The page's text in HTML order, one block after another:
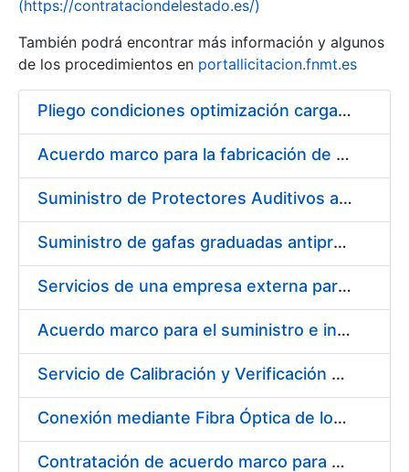
Mostra/Amaga
(https://contrataciondelestado.es/)
También podrá encontrar más información y algunos
de los procedimientos en portallicitacion.fnmt.es
Pliego condiciones optimización cargas compras firmado
Acuerdo marco para la fabricación de piezas
Suministro de Protectores Auditivos a medida para las personas trabajadoras de los Centros de Trabajo de Madrid y Burgos
Suministro de gafas graduadas antiproyecciones para los trabajadores de la FNMT-RCM en los centros de trabajo de Madrid y Burgos
Servicios de una empresa externa para el asesoramiento y resolución de los recursos de alzada que se presentan relacionados con procesos de selección para la FNMT-RCM
Acuerdo marco para el suministro e instalación de persianas, estores y otros complementos
Servicio de Calibración y Verificación Externa de los Equipos de Medición del Servicio de Prevención de la FNMT-RCM
Conexión mediante Fibra Óptica de los Centros de Proceso de Datos (CPDs) de las sedes de la FNMT-RCM de Burgos y Madrid
Contratación de acuerdo marco para el Suministro de Material de Electricidad para la Fábrica Nacional de Moneda y Timbre-Real Casa de la Moneda en su centro de trabajo de Burgos